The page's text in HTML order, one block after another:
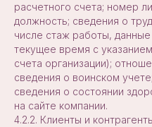
расчетного счета; номер
должность; сведения о
числе стаж работы, данные
текущее время с
счета организации);
сведения о воинском
сведения о состоянии
на сайте компании.
4.2.2. Клиенты и